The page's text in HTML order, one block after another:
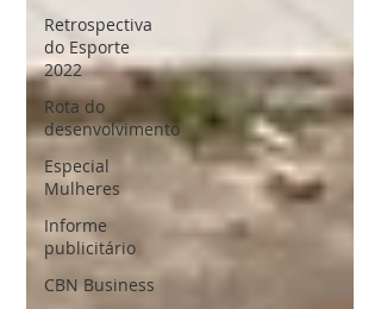
Retrospectiva
do Esporte
2022
Rota do
desenvolvimento
Especial
Mulheres
Informe
publicitário
CBN Business